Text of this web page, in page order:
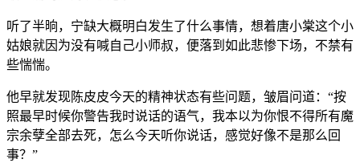
听了半晌，宁缺大概明白发生了什么事情，想着唐小棠这个小
姑娘就因为没有喊自己小师叔，便落到如此悲惨下场，不禁有
些惴惴。
他早就发现陈皮皮今天的精神状态有些问题，皱眉问道：“按
照最早时候你警告我时说话的语气，我本以为你恨不得所有魔
宗余孽全部去死，怎么今天听你说话，感觉好像不是那么回
事？”